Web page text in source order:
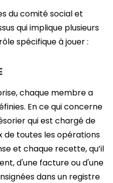
du comité social et
qui implique plusieurs
spécifique à jouer :
chaque membre a
En ce qui concerne
qui est chargé de
de toutes les opérations
et chaque recette, qu’il
d'une facture ou d'une
dans un registre